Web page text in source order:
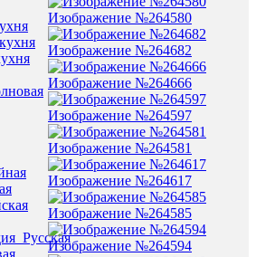
Изображение №264580
Изображение №264682
Изображение №264666
Изображение №264597
Изображение №264581
Изображение №264617
Изображение №264585
Изображение №264594